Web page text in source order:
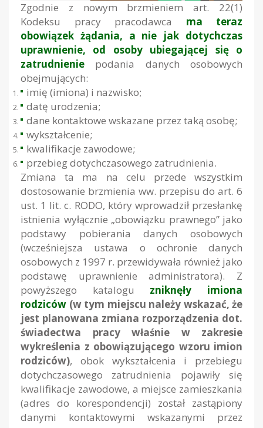
Zgodnie z nowym brzmieniem art. 22(1)
Kodeksu pracy pracodawca ma teraz
obowiązek żądania, a nie jak dotychczas
uprawnienie, od osoby ubiegającej się o
zatrudnienie podania danych osobowych
obejmujących:
imię (imiona) i nazwisko;
datę urodzenia;
dane kontaktowe wskazane przez taką osobę;
wykształcenie;
kwalifikacje zawodowe;
przebieg dotychczasowego zatrudnienia.
Zmiana ta ma na celu przede wszystkim
dostosowanie brzmienia ww. przepisu do art. 6
ust. 1 lit. c. RODO, który wprowadził przesłankę
istnienia wyłącznie „obowiązku prawnego” jako
podstawy pobierania danych osobowych
(wcześniejsza ustawa o ochronie danych
osobowych z 1997 r. przewidywała również jako
podstawę uprawnienie administratora). Z
powyższego katalogu zniknęły imiona
rodziców (w tym miejscu należy wskazać, że
jest planowana zmiana rozporządzenia dot.
świadectwa pracy właśnie w zakresie
wykreślenia z obowiązującego wzoru imion
rodziców), obok wykształcenia i przebiegu
dotychczasowego zatrudnienia pojawiły się
kwalifikacje zawodowe, a miejsce zamieszkania
(adres do korespondencji) został zastąpiony
danymi kontaktowymi wskazanymi przez